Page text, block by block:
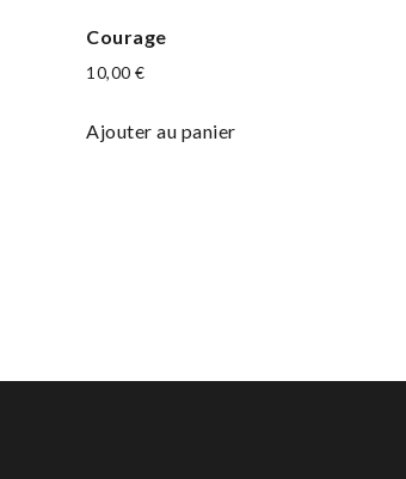
Courage
10,00 €
Ajouter au panier